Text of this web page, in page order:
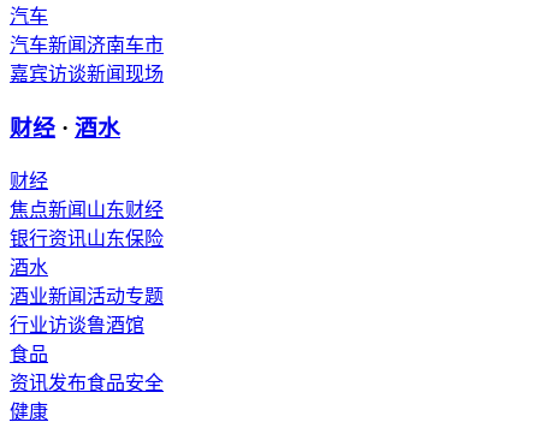
汽车
汽车新闻济南车市
嘉宾访谈新闻现场
财经 · 酒水
财经
焦点新闻 山东财经
银行资讯山东保险
酒水
酒业新闻活动专题
行业访谈鲁酒馆
食品
资讯发布食品安全
健康